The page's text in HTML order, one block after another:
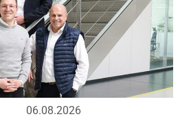
06.08.2026